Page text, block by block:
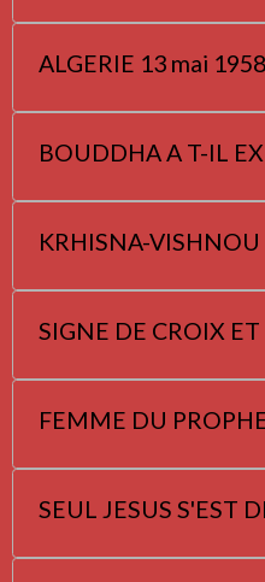
ALGERIE 13 mai 1958
BOUDDHA A T-IL
KRHISNA-VISHNOU
SIGNE DE CROIX
FEMME DU
SEUL JESUS S'EST